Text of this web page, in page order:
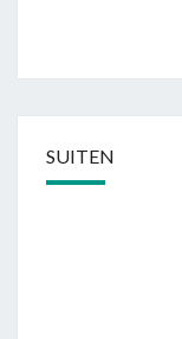
SUITEN